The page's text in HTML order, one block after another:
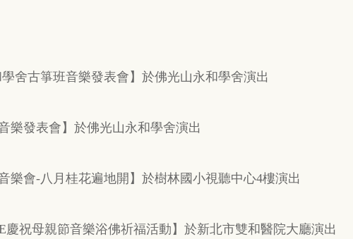
舍古箏班音樂發表會】於佛光山永和學舍演出
樂發表會】於佛光山永和學舍演出
樂會-八月桂花遍地開】於樹林國小視聽中心4樓演出
祝母親節音樂浴佛祈福活動】於新北市雙和醫院大廳演出